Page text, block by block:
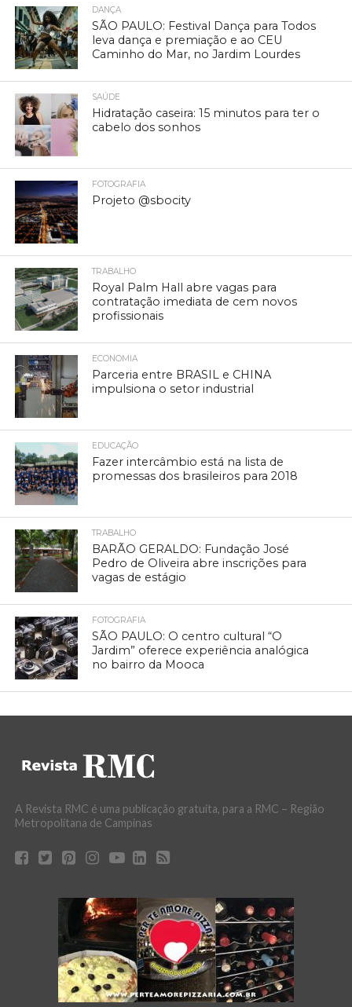
DANÇA
SÃO PAULO: Festival Dança para Todos
leva dança e premiação e ao CEU
Caminho do Mar, no Jardim Lourdes
SAÚDE
Hidratação caseira: 15 minutos para ter o
cabelo dos sonhos
FOTOGRAFIA
Projeto @sbocity
TRABALHO
Royal Palm Hall abre vagas para
contratação imediata de cem novos
profissionais
ECONOMIA
Parceria entre BRASIL e CHINA
impulsiona o setor industrial
EDUCAÇÃO
Fazer intercâmbio está na lista de
promessas dos brasileiros para 2018
TRABALHO
BARÃO GERALDO: Fundação José
Pedro de Oliveira abre inscrições para
vagas de estágio
FOTOGRAFIA
SÃO PAULO: O centro cultural “O
Jardim” oferece experiência analógica
no bairro da Mooca
A Revista RMC é uma publicação gratuita, para a RMC – Região
Metropolitana de Campinas